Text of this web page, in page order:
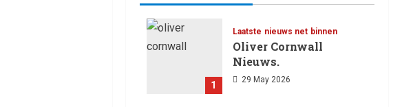
1
Laatste nieuws net binnen
Oliver Cornwall
Nieuws.
29 May 2026